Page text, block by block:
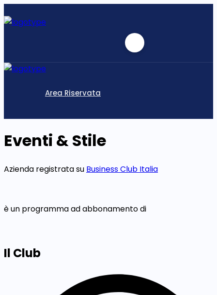
Area Riservata
Eventi & Stile
Azienda registrata su Business Club Italia
è un programma ad abbonamento di
Il Club